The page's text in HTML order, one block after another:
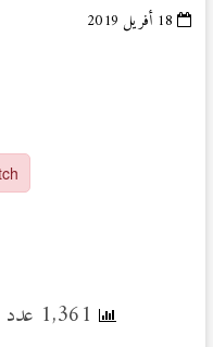
18 أفريل 2019